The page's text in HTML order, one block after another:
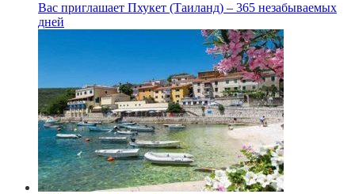
Вас приглашает Пхукет (Таиланд) – 365 незабываемых
дней